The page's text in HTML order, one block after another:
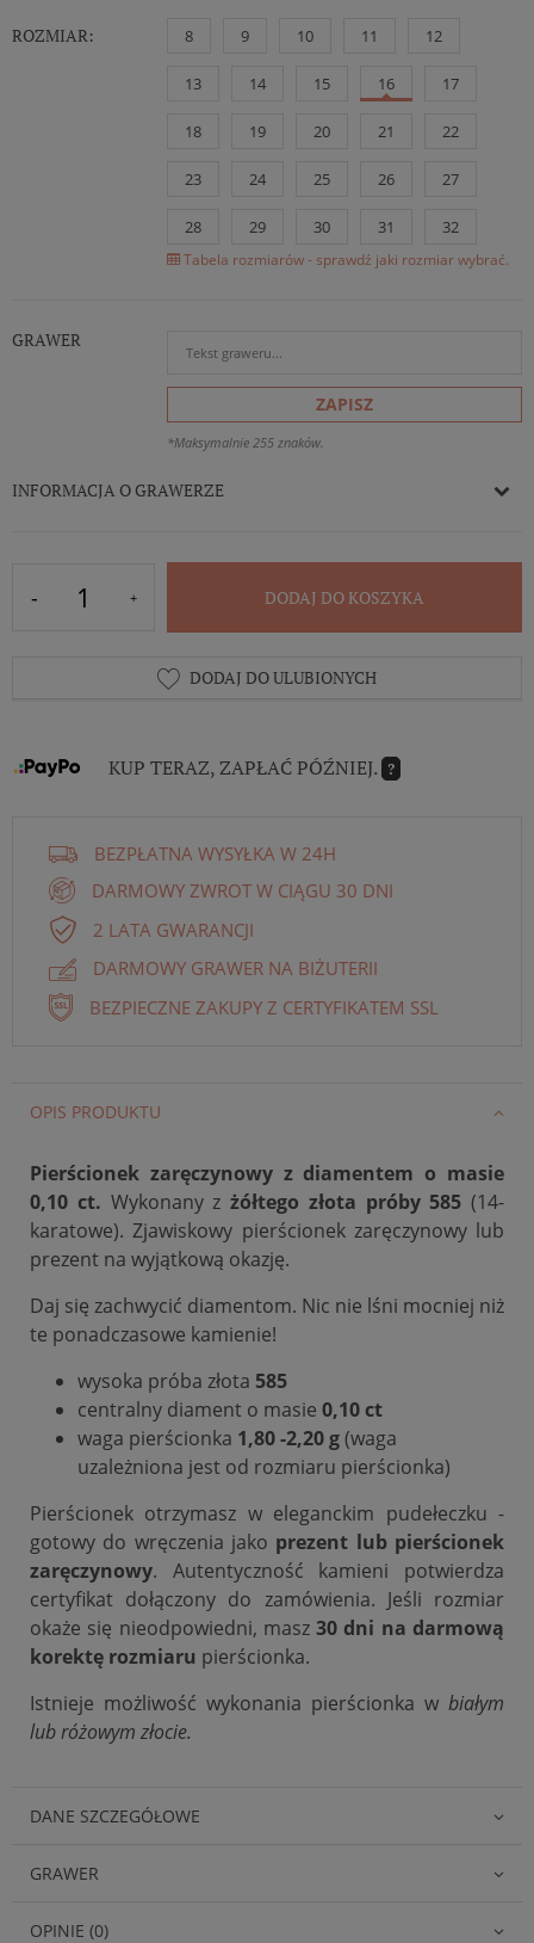
ROZMIAR: 8 9 10 11 12
13 14 15 16 17
18 19 20 21 22
23 24 25 26 27
28 29 30 31 32
Tabela rozmiarów - sprawdź jaki rozmiar wybrać.
GRAWER
ZAPISZ
*Maksymalnie 255 znaków.
INFORMACJA O GRAWERZE
DODAJ DO KOSZYKA
DODAJ DO ULUBIONYCH
KUP TERAZ, ZAPŁAĆ PÓŹNIEJ. ?
BEZPŁATNA WYSYŁKA W 24H
DARMOWY ZWROT W CIĄGU 30 DNI
2 LATA GWARANCJI
DARMOWY GRAWER NA BIŻUTERII
BEZPIECZNE ZAKUPY Z CERTYFIKATEM SSL
OPIS PRODUKTU
Pierścionek zaręczynowy z diamentem o masie
0,10 ct. Wykonany z żółtego złota próby 585 (14-
karatowe). Zjawiskowy pierścionek zaręczynowy lub
prezent na wyjątkową okazję.
Daj się zachwycić diamentom. Nic nie lśni mocniej niż
te ponadczasowe kamienie!
wysoka próba złota 585
centralny diament o masie 0,10 ct
waga pierścionka 1,80 -2,20 g(waga
uzależniona jest od rozmiaru pierścionka)
Pierścionek otrzymasz w eleganckim pudełeczku -
gotowy do wręczenia jako prezent lub pierścionek
zaręczynowy. Autentyczność kamieni potwierdza
certyfikat dołączony do zamówienia. Jeśli rozmiar
okaże się nieodpowiedni, masz30 dni na darmową
korektę rozmiaru pierścionka.
Istnieje możliwość wykonania pierścionka w białym
lub różowym złocie.
DANE SZCZEGÓŁOWE
GRAWER
OPINIE (0)